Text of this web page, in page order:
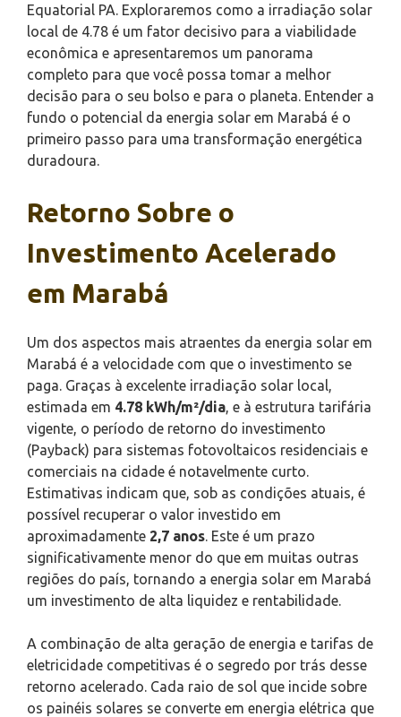
Equatorial PA. Exploraremos como a irradiação solar
local de 4.78 é um fator decisivo para a viabilidade
econômica e apresentaremos um panorama
completo para que você possa tomar a melhor
decisão para o seu bolso e para o planeta. Entender a
fundo o potencial da energia solar em Marabá é o
primeiro passo para uma transformação energética
duradoura.
Retorno Sobre o
Investimento Acelerado
em Marabá
Um dos aspectos mais atraentes da energia solar em
Marabá é a velocidade com que o investimento se
paga. Graças à excelente irradiação solar local,
estimada em 4.78 kWh/m²/dia , e à estrutura tarifária
vigente, o período de retorno do investimento
(Payback) para sistemas fotovoltaicos residenciais e
comerciais na cidade é notavelmente curto.
Estimativas indicam que, sob as condições atuais, é
possível recuperar o valor investido em
aproximadamente 2,7 anos . Este é um prazo
significativamente menor do que em muitas outras
regiões do país, tornando a energia solar em Marabá
um investimento de alta liquidez e rentabilidade.
A combinação de alta geração de energia e tarifas de
eletricidade competitivas é o segredo por trás desse
retorno acelerado. Cada raio de sol que incide sobre
os painéis solares se converte em energia elétrica que